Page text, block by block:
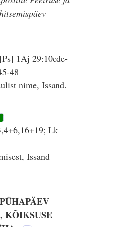
1Aj 29:10cde-
48
nime, Issand.
Lk
Issand
KÕIKSUSE